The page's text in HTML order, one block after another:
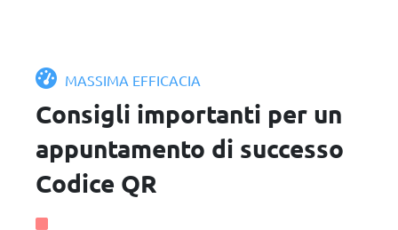
MASSIMA EFFICACIA
Consigli importanti per un
appuntamento di successo
Codice QR